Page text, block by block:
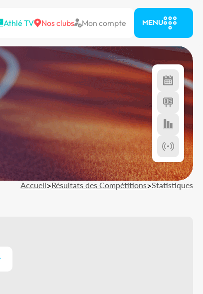
Athlé TV Nos clubs Mon compte MENU
Accueil>Résultats des Compétitions>Statistiques